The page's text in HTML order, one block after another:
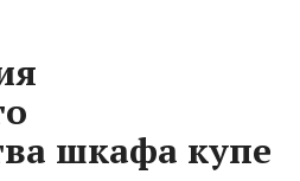
шкафа купе